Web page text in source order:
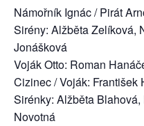
Námořník Ignác / Pirát
Sirény: Alžběta Zelíková,
Jonášková
Voják Otto: Roman
Cizinec / Voják: František
Sirénky: Alžběta
Novotná